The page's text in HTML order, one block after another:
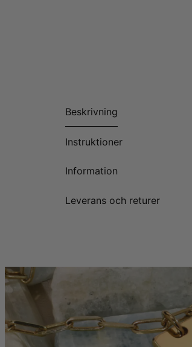
Beskrivning
Instruktioner
Information
Leverans och returer